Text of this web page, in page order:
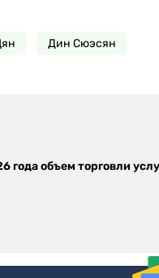
Дин Сюэсян
года объем торговли